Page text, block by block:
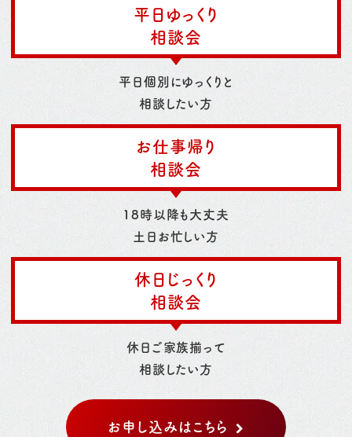
平日ゆっくり
相談会
平日個別にゆっくりと
相談したい方
お仕事帰り
相談会
18時以降も大丈夫
土日お忙しい方
休日じっくり
相談会
休日ご家族揃って
相談したい方
お申し込みはこちら